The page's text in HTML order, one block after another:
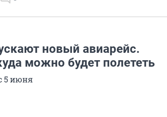
новый авиарейс.
можно будет полететь
5 июня